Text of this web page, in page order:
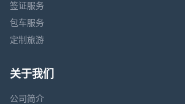
签证服务
包车服务
定制旅游
关于我们
公司简介